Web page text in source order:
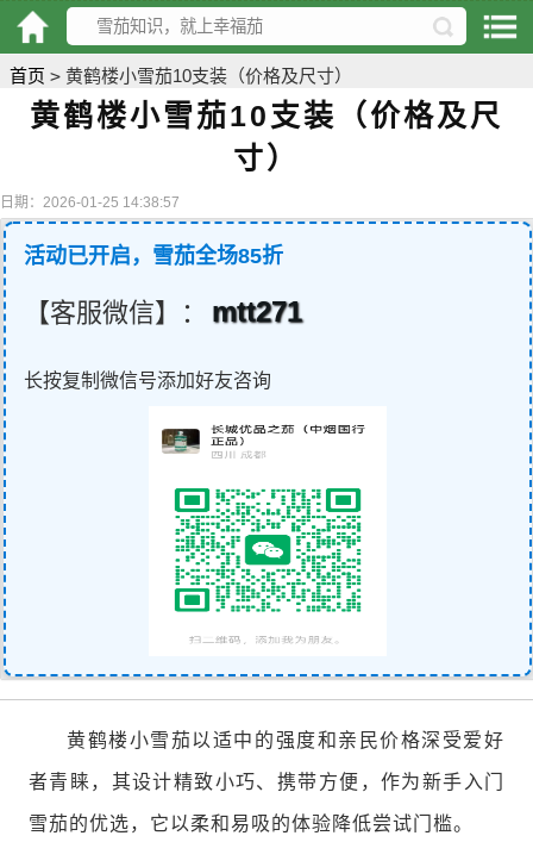
首页 > 黄鹤楼小雪茄10支装（价格及尺寸）
黄鹤楼小雪茄10支装（价格及尺
寸）
日期：2026-01-25 14:38:57
活动已开启，雪茄全场85折
【客服微信】： mtt271
长按复制微信号添加好友咨询
黄鹤楼小雪茄以适中的强度和亲民价格深受爱好
者青睐，其设计精致小巧、携带方便，作为新手入门
雪茄的优选，它以柔和易吸的体验降低尝试门槛。